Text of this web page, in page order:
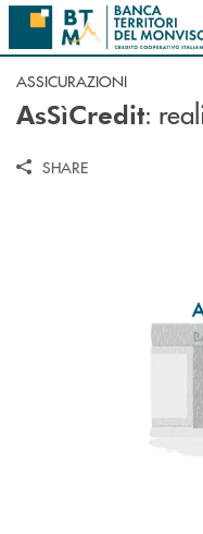
Salta al contenuto principale
ASSICURAZIONI
AsSìCredit:
SHARE